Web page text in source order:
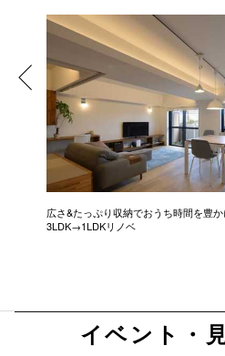
広さ&たっぷり収納でおうち時間を豊
3LDK→1LDKリノベ
イベント・